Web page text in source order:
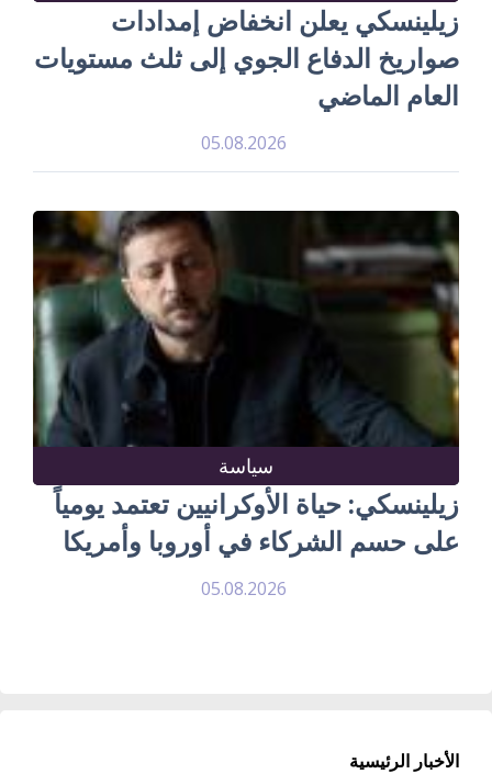
زيلينسكي يعلن انخفاض إمدادات
صواريخ الدفاع الجوي إلى ثلث مستويات
العام الماضي
05.08.2026
سياسة
زيلينسكي: حياة الأوكرانيين تعتمد يومياً
على حسم الشركاء في أوروبا وأمريكا
05.08.2026
الأخبار الرئيسية